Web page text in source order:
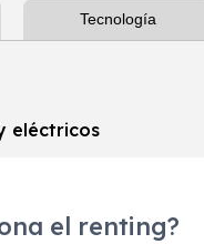
Tecnología
eléctricos
el renting?